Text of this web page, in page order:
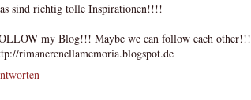
sind richtig tolle Inspirationen!!!!
my Blog!!! Maybe we can follow each other!!!
rimanerenellamemoria.blogspot.de